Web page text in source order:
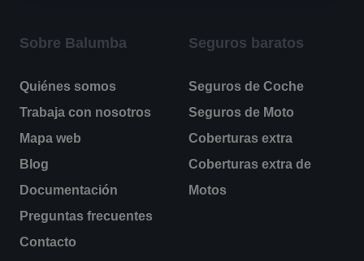
Sobre Balumba
Quiénes somos
Trabaja con nosotros
Mapa web
Blog
Documentación
Preguntas frecuentes
Contacto
Seguros baratos
Seguros de Coche
Seguros de Moto
Coberturas extra
Coberturas extra de
Motos